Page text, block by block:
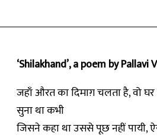
‘Shilakhand’, a poem by Pallavi
जहाँ औरत का दिमाग़ चलता है, वो
सुना था कभी
जिसने कहा था उससे पूछ नहीं पायी,